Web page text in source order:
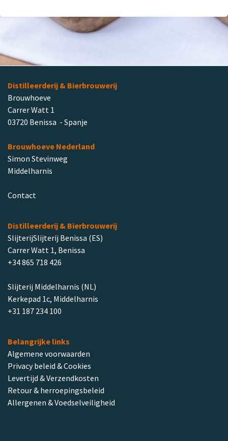
Distilleerderij & Bierbrouwerij
Brouwhoeve
Carrer Watt 1
03720 Benissa - Spanje
Brouwhoeve Nederland
Simon Stevinweg
Middelharnis
Contact
Distilleerderij & Bierbrouwerij
SlijterijSlijterij Benissa (ES)
Carrer Watt 1, Benissa
+34 865 718 426
Slijterij Middelharnis (NL)
Kerkepad 1c, Middelharnis
+31 187 234 100
Belangrijke links
Algemene voorwaarden
Privacy beleid & Cookies
Levertijd & Verzendkosten
Retour & herroepingsbeleid
Allergenen & Voedselveiligheid